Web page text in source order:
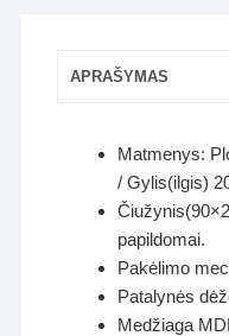
APRAŠYMAS
Matmenys:
/ Gylis(ilgis)
papildomai.
Pakėlimo
Patalynės
Medžiaga